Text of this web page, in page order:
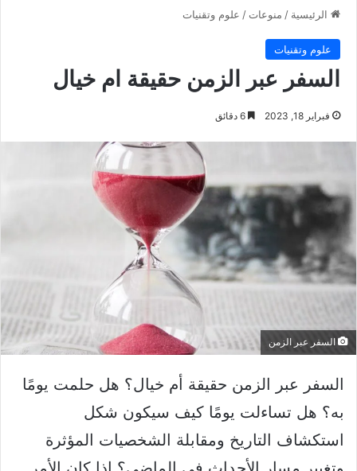
الرئيسية / منوعات / علوم وتقنيات
علوم وتقنيات
السفر عبر الزمن حقيقة ام خيال
فبراير 18, 2023
السفر عبر الزمن
السفر عبر الزمن حقيقة أم خيال؟ هل حلمت يومًا
به؟ هل تساءلت يومًا كيف سيكون شكل
استكشاف التاريخ ومقابلة الشخصيات المؤثرة